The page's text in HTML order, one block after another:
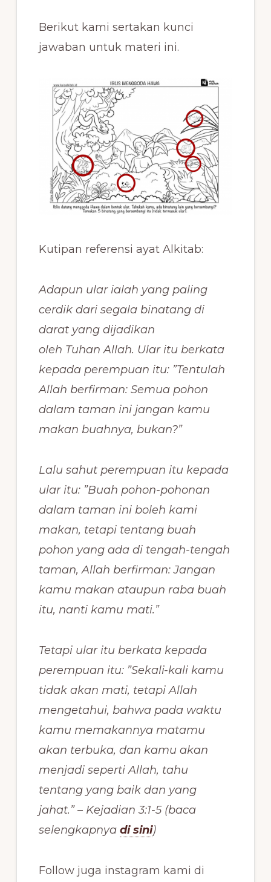
Berikut kami sertakan kunci
jawaban untuk materi ini.
Kutipan referensi ayat Alkitab:
Adapun ular ialah yang paling
cerdik dari segala binatang di
darat yang dijadikan
oleh Tuhan Allah. Ular itu berkata
kepada perempuan itu: ”Tentulah
Allah berfirman: Semua pohon
dalam taman ini jangan kamu
makan buahnya, bukan?”
Lalu sahut perempuan itu kepada
ular itu: ”Buah pohon-pohonan
dalam taman ini boleh kami
makan, tetapi tentang buah
pohon yang ada di tengah-tengah
taman, Allah berfirman: Jangan
kamu makan ataupun raba buah
itu, nanti kamu mati.”
Tetapi ular itu berkata kepada
perempuan itu: ”Sekali-kali kamu
tidak akan mati, tetapi Allah
mengetahui, bahwa pada waktu
kamu memakannya matamu
akan terbuka, dan kamu akan
menjadi seperti Allah, tahu
tentang yang baik dan yang
jahat.” – Kejadian 3:1-5 (baca
selengkapnya di sini)
Follow juga instagram kami di